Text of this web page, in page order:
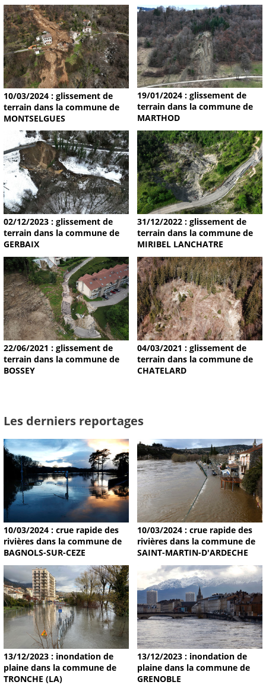
10/03/2024 : glissement de
terrain dans la commune de
MONTSELGUES
19/01/2024 : glissement de
terrain dans la commune de
MARTHOD
02/12/2023 : glissement de
terrain dans la commune de
GERBAIX
31/12/2022 : glissement de
terrain dans la commune de
MIRIBEL LANCHATRE
22/06/2021 : glissement de
terrain dans la commune de
BOSSEY
04/03/2021 : glissement de
terrain dans la commune de
CHATELARD
Les derniers reportages
10/03/2024 : crue rapide des
rivières dans la commune de
BAGNOLS-SUR-CEZE
10/03/2024 : crue rapide des
rivières dans la commune de
SAINT-MARTIN-D'ARDECHE
13/12/2023 : inondation de
plaine dans la commune de
TRONCHE (LA)
13/12/2023 : inondation de
plaine dans la commune de
GRENOBLE